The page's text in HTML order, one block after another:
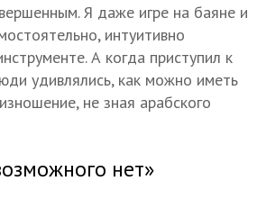
Я даже игре на баяне и
интуитивно
А когда приступил к
удивлялись, как можно иметь
не зная арабского
нет»